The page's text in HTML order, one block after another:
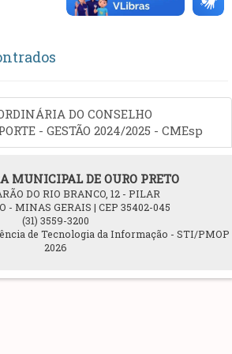
DO CONSELHO
- GESTÃO 2024/2025 - CMEsp
MUNICIPAL DE OURO PRETO
DO RIO BRANCO, 12 - PILAR
- MINAS GERAIS | CEP 35402-045
(31) 3559-3200
de Tecnologia da Informação - STI/PMOP
2026